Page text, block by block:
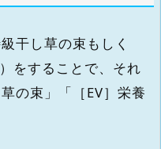
干し草の束もしく
をすることで、それ
の束」「［EV］栄養